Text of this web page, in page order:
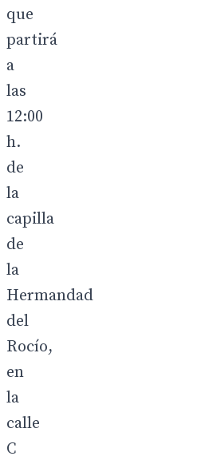
que
partirá
a
las
12:00
h.
de
la
capilla
de
la
Hermandad
del
Rocío,
en
la
calle
C